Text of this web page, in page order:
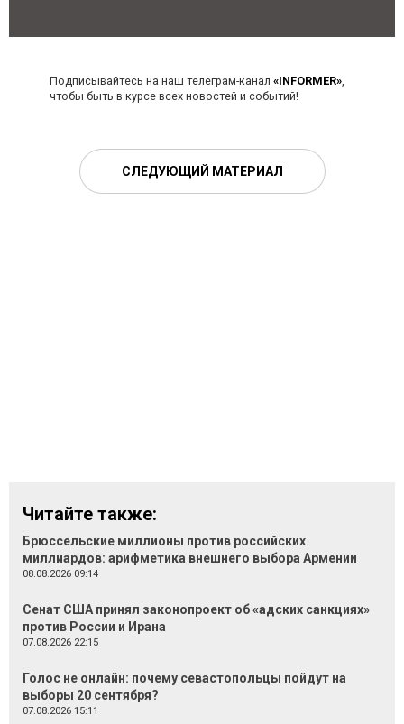
Подписывайтесь на наш телеграм-канал «INFORMER»
чтобы быть в курсе всех новостей и событий!
СЛЕДУЮЩИЙ МАТЕРИАЛ
Читайте также:
Брюссельские миллионы против российских
миллиардов: арифметика внешнего выбора Армении
08.08.2026 09:14
Сенат США принял законопроект об «адских санкциях»
против России и Ирана
07.08.2026 22:15
Голос не онлайн: почему севастопольцы пойдут на
выборы 20 сентября?
07.08.2026 15:11